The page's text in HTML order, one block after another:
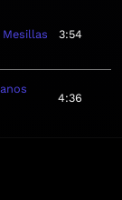
Mesillas
3:54
4:36